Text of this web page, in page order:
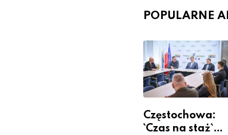
POPULARNE
Częstochowa:
`Czas na staż`